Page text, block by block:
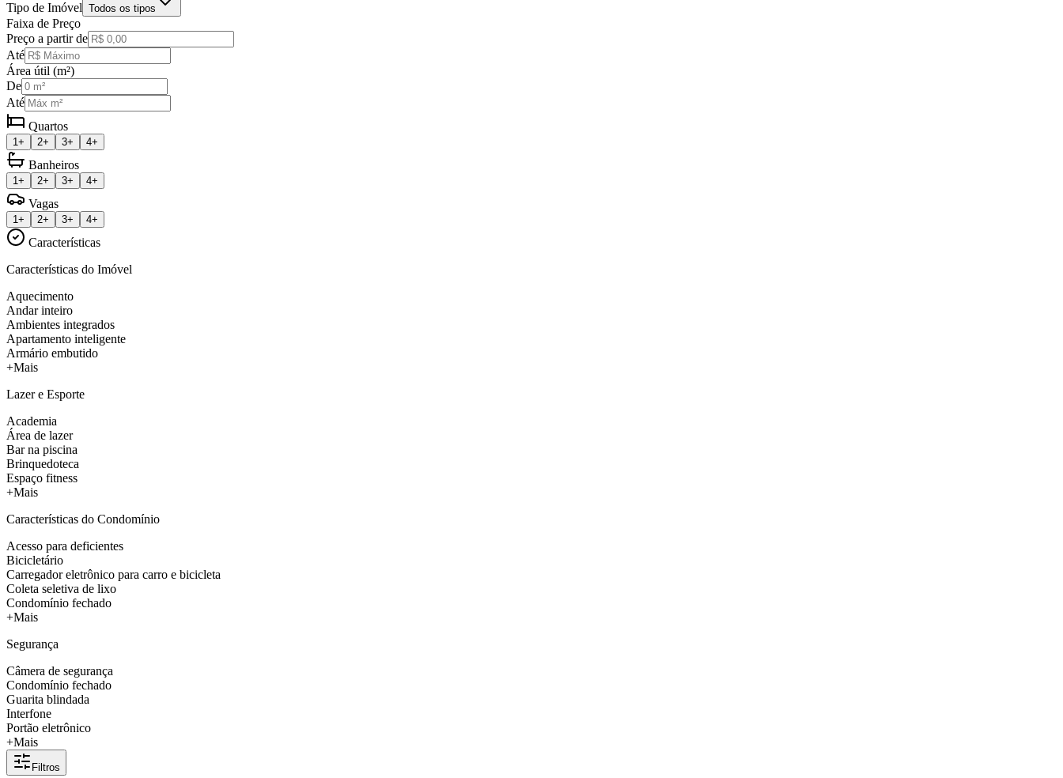
Tipo de Imóvel Todos os tipos
Faixa de Preço
Preço a partir de
Até
Área útil (m²)
De
Até
Quartos
1+ 2+ 3+ 4+
Banheiros
1+ 2+ 3+ 4+
Vagas
1+ 2+ 3+ 4+
Características
Características do Imóvel
Aquecimento
Andar inteiro
Ambientes integrados
Apartamento inteligente
Armário embutido
+Mais
Lazer e Esporte
Academia
Área de lazer
Bar na piscina
Brinquedoteca
Espaço fitness
+Mais
Características do Condomínio
Acesso para deficientes
Bicicletário
Carregador eletrônico para carro e bicicleta
Coleta seletiva de lixo
Condomínio fechado
+Mais
Segurança
Câmera de segurança
Condomínio fechado
Guarita blindada
Interfone
Portão eletrônico
+Mais
Filtros